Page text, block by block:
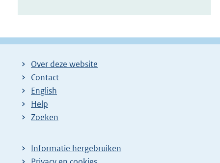
Over deze website
Contact
English
Help
Zoeken
Informatie hergebruiken